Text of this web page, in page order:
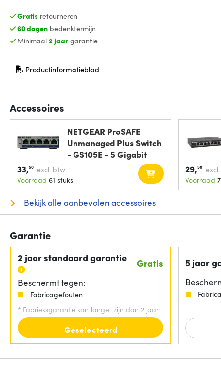
Gratis retourneren
60 dagenbedenktermijn
Minimaal 2 jaargarantie
Productinformatieblad
(opent in nieuw venster)
Accessoires
NETGEAR ProSAFE
Unmanaged Plus Switch
- GS105E - 5 Gigabit
33,50 excl. btw
Voorraad 61 stuks
29,50
Voorraad
Bekijk alle aanbevolen accessoires
Garantie
2 jaar standaard garantie Gratis
Beschermt tegen:
Fabricagefouten
* Fabrieksgarantie kan langer zijn dan 2 jaar
Geselecteerd
5 jaar